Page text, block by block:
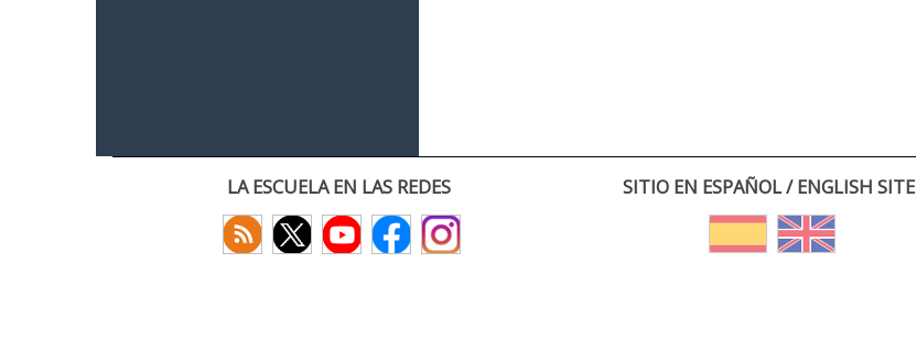
LA ESCUELA EN LAS REDES SITIO EN ESPAÑOL / ENGLISH SITE